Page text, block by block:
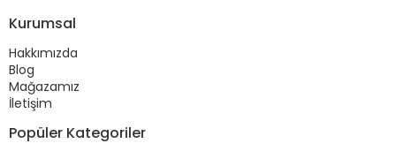
Kurumsal
Hakkımızda
Blog
Mağazamız
İletişim
Popüler Kategoriler